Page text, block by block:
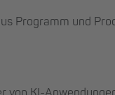
Programm und